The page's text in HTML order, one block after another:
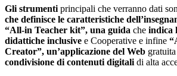
Gli strumenti principali che verranno dati
che definisce le caratteristiche
“All-in Teacher kit”, una guida che indica
didattiche inclusive e Cooperative e infine
Creator”, un’applicazione del Web
condivisione di contenuti digitali di alta